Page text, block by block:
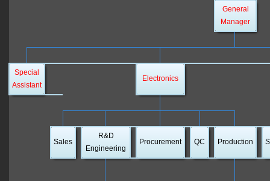
General
Manager
Special
Assistant
Electronics
Sales
R&D
Engineering
Procurement QC Production